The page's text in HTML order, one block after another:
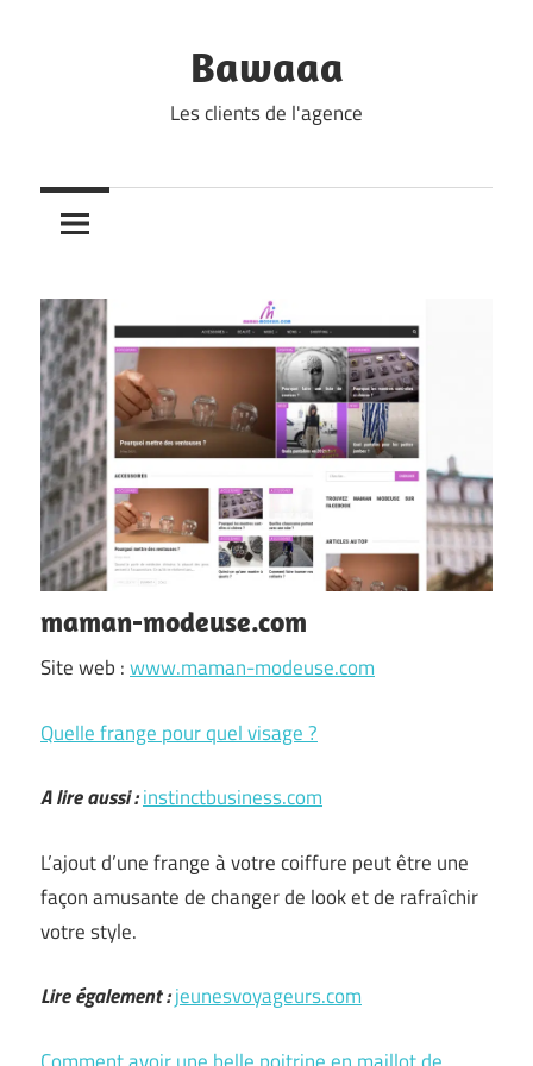
Bawaaa
Les clients de l'agence
maman-modeuse.com
Site web :www.maman-modeuse.com
Quelle frange pour quel visage ?
A lire aussi :instinctbusiness.com
L’ajout d’une frange à votre coiffure peut être une
façon amusante de changer de look et de rafraîchir
votre style.
Lire également :jeunesvoyageurs.com